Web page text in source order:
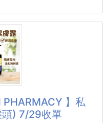
清香✨
刺激到發冷的冰涼，而
列 200ml🌿
氛美學洗禮💧
專屬的高級保養時光
天然抗菌防護，形成
PHARMACY 】私
) 7/29收單